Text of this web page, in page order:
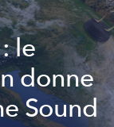
le
donne
Sound